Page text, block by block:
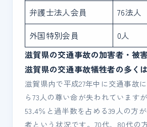
弁護士法人会員
76法人
外国特別会員
0人
滋賀県の交通事故の加害者・被
滋賀県の交通事故犠牲者の多く
滋賀県内で平成27年中に交通事故
ら73人の尊い命が失われています
53.4％と過半数を占める39人の方
者という状況です。70代、80代の